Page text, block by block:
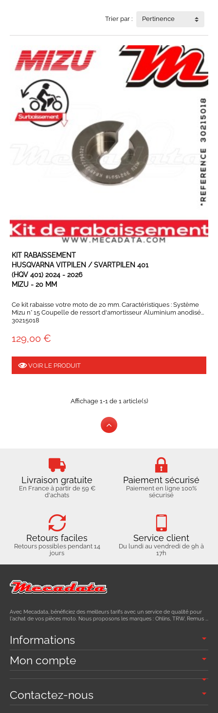
Trier par : Pertinence
KIT RABAISSEMENT
HUSQVARNA VITPILEN / SVARTPILEN 401
(HQV 401) 2024 - 2026
MIZU - 20 MM
Ce kit rabaisse votre moto de 20 mm. Caractéristiques : Système
Mizu n° 15 Coupelle de ressort d'amortisseur Aluminium anodisé...
30215018
129,00 €
VOIR LE PRODUIT
Affichage 1-1 de 1 article(s)
Livraison gratuite
En France à partir de 59 €
d'achats
Paiement sécurisé
Paiement en ligne 100%
sécurisé
Retours faciles
Retours possibles pendant 14
jours
Service client
Du lundi au vendredi de 9h à
17h
Avec Mecadata, bénéficiez des meilleurs tarifs avec un service de qualité pour
l'achat de vos pièces moto. Nous proposons les marques : Ohlins, TRW, Remus ...
Informations
Mon compte
Contactez-nous